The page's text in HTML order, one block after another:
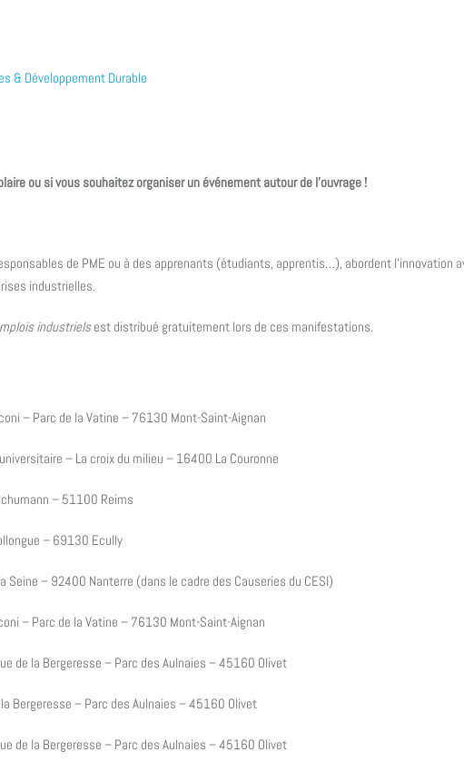
& Développement Durable
ou si vous souhaitez organiser un événement autour de l’ouvrage !
de PME ou à des apprenants (étudiants, apprentis…), abordent l’innovation
industrielles.
industrielsest distribué gratuitement lors de ces manifestations.
– Parc de la Vatine – 76130 Mont-Saint-Aignan
– La croix du milieu – 16400 La Couronne
– 51100 Reims
– 69130 Ecully
– 92400 Nanterre (dans le cadre des Causeries du CESI)
– Parc de la Vatine – 76130 Mont-Saint-Aignan
de la Bergeresse – Parc des Aulnaies – 45160 Olivet
Bergeresse – Parc des Aulnaies – 45160 Olivet
de la Bergeresse – Parc des Aulnaies – 45160 Olivet